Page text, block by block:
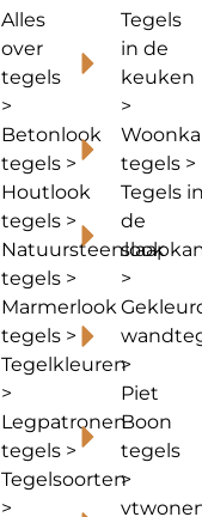
Alles
over
tegels
>
Betonlook
tegels >
Houtlook
tegels >
Natuursteenlook
tegels >
Marmerlook
tegels >
Tegelkleuren
>
Legpatronen
tegels >
Tegelsoorten
>
Tegels
in de
keuken
>
tegels >
Tegels
de
>
>
Piet
Boon
tegels
>